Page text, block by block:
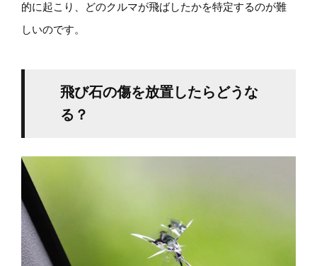
的に起こり、どのクルマが飛ばしたかを特定するのが難
しいのです。
飛び石の傷を放置したらどうな
る？